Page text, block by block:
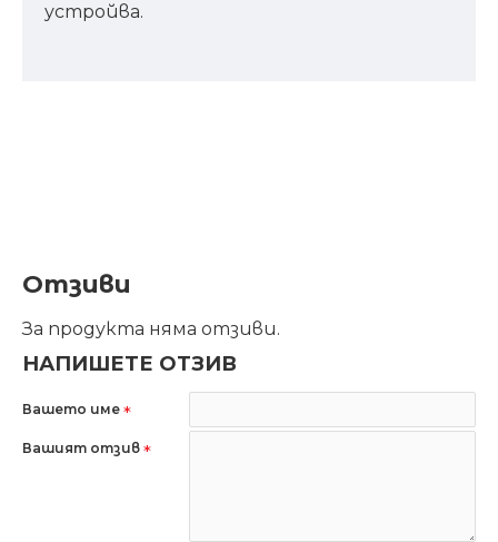
устройва.
Отзиви
За продукта няма отзиви.
НАПИШЕТЕ ОТЗИВ
Вашето име
Вашият отзив